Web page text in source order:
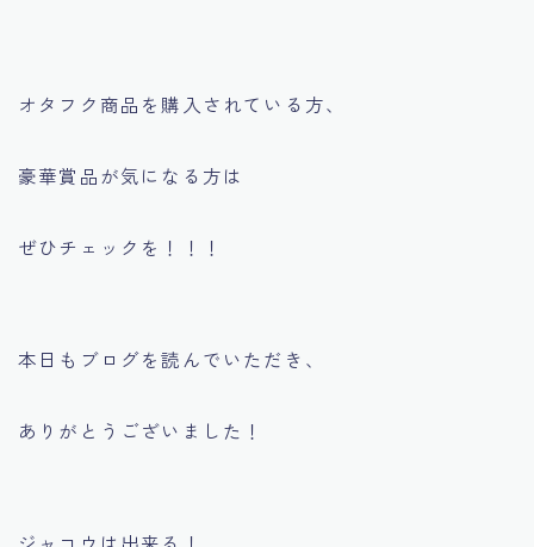
オタフク商品を購入されている方、
豪華賞品が気になる方は
ぜひチェックを！！！
本日もブログを読んでいただき、
ありがとうございました！